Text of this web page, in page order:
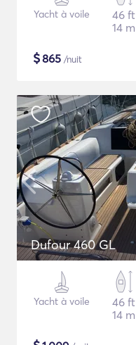
Yacht à voile
46 ft
14 m
$865 /nuit
Dufour 460 GL
Yacht à voile
46 ft
14 m